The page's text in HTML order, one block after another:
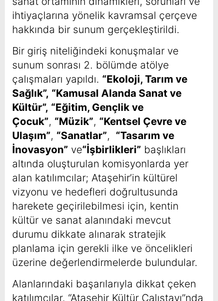
ihtiyaçlarına yönelik kavramsal çerçeve
hakkında bir sunum gerçekleştirildi.
Bir giriş niteliğindeki konuşmalar ve
sunum sonrası 2. bölümde atölye
çalışmaları yapıldı. “Ekoloji, Tarım ve
Sağlık”, “Kamusal Alanda Sanat ve
Kültür”, “Eğitim, Gençlik ve
Çocuk”, “Müzik”, “Kentsel Çevre ve
Ulaşım”, “Sanatlar”, “Tasarım ve
İnovasyon” ve“İşbirlikleri” başlıkları
altında oluşturulan komisyonlarda yer
alan katılımcılar; Ataşehir’in kültürel
vizyonu ve hedefleri doğrultusunda
harekete geçirilebilmesi için, kentin
kültür ve sanat alanındaki mevcut
durumu dikkate alınarak stratejik
planlama için gerekli ilke ve öncelikleri
üzerine değerlendirmelerde bulundular.
Alanlarındaki başarılarıyla dikkat çeken
katılımcılar, “Ataşehir Kültür Çalıştayı”nda